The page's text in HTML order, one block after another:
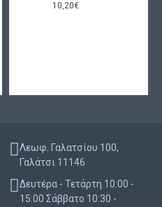
10,20€
Λεωφ. Γαλατσίου 100,
Γαλάτσι 11146
Δευτέρα - Τετάρτη 10:00 -
15:00 Σάββατο 10:30 -